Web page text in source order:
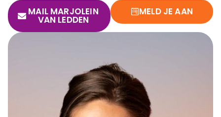
MAIL MARJOLEIN
VAN LEDDEN
MELD JE AAN